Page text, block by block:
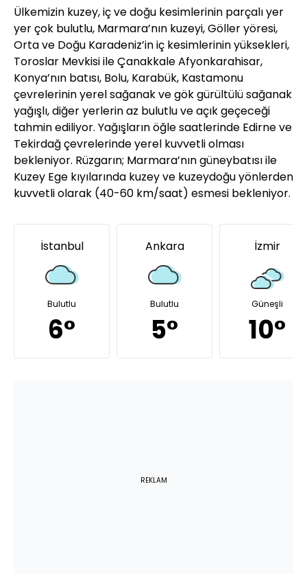
Ülkemizin kuzey, iç ve doğu kesimlerinin parçalı yer
yer çok bulutlu, Marmara’nın kuzeyi, Göller yöresi,
Orta ve Doğu Karadeniz’in iç kesimlerinin yüksekleri,
Toroslar Mevkisi ile Çanakkale Afyonkarahisar,
Konya’nın batısı, Bolu, Karabük, Kastamonu
çevrelerinin yerel sağanak ve gök gürültülü sağanak
yağışlı, diğer yerlerin az bulutlu ve açık geçeceği
tahmin ediliyor. Yağışların öğle saatlerinde Edirne ve
Tekirdağ çevrelerinde yerel kuvvetli olması
bekleniyor. Rüzgarın; Marmara’nın güneybatısı ile
Kuzey Ege kıyılarında kuzey ve kuzeydoğu yönlerden
kuvvetli olarak (40-60 km/saat) esmesi bekleniyor.
İstanbul
Bulutlu
6°
Ankara
Bulutlu
5°
İzmir
Güneşli
10°
REKLAM